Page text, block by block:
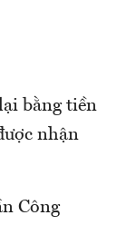
bằng tiền
nhận
Công